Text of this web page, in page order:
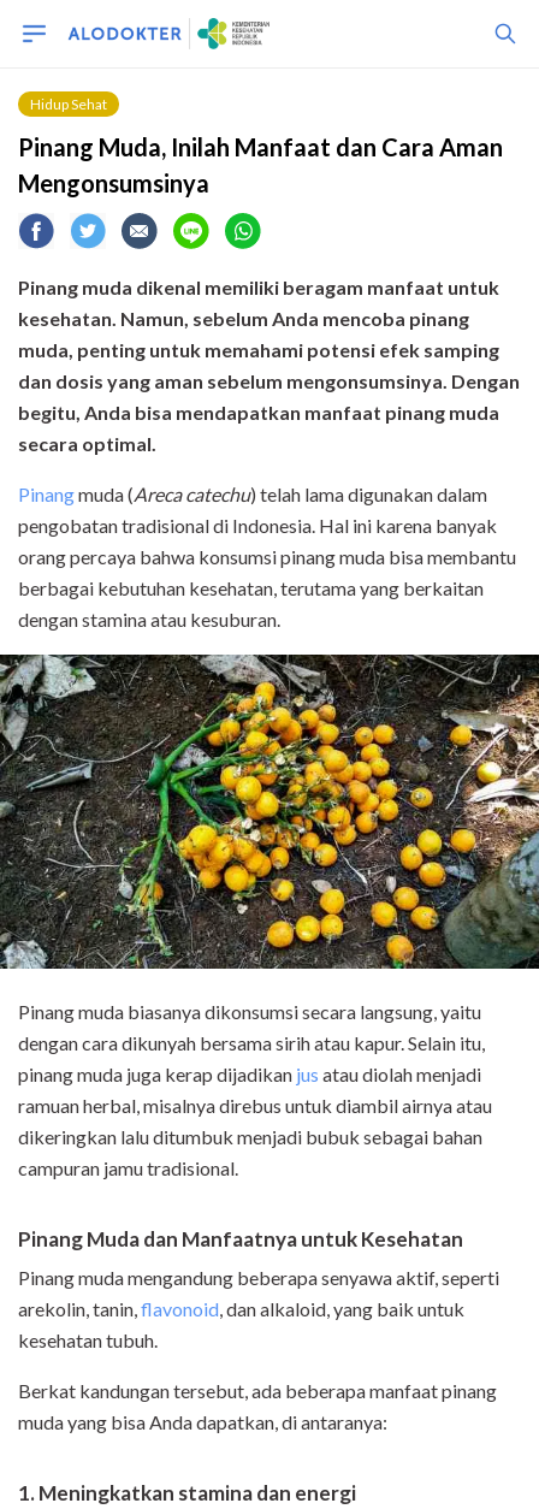
Hidup Sehat
Pinang Muda, Inilah Manfaat dan Cara Aman
Mengonsumsinya
Pinang muda dikenal memiliki beragam manfaat untuk
kesehatan. Namun, sebelum Anda mencoba pinang
muda, penting untuk memahami potensi efek samping
dan dosis yang aman sebelum mengonsumsinya. Dengan
begitu, Anda bisa mendapatkan manfaat pinang muda
secara optimal.
Pinangmuda (Areca catechu) telah lama digunakan dalam
pengobatan tradisional di Indonesia. Hal ini karena banyak
orang percaya bahwa konsumsi pinang muda bisa membantu
berbagai kebutuhan kesehatan, terutama yang berkaitan
dengan stamina atau kesuburan.
Pinang muda biasanya dikonsumsi secara langsung, yaitu
dengan cara dikunyah bersama sirih atau kapur. Selain itu,
pinang muda juga kerap dijadikan jus atau diolah menjadi
ramuan herbal, misalnya direbus untuk diambil airnya atau
dikeringkan lalu ditumbuk menjadi bubuk sebagai bahan
campuran jamu tradisional.
Pinang Muda dan Manfaatnya untuk Kesehatan
Pinang muda mengandung beberapa senyawa aktif, seperti
arekolin, tanin,flavonoid, dan alkaloid, yang baik untuk
kesehatan tubuh.
Berkat kandungan tersebut, ada beberapa manfaat pinang
muda yang bisa Anda dapatkan, di antaranya:
1. Meningkatkan stamina dan energi